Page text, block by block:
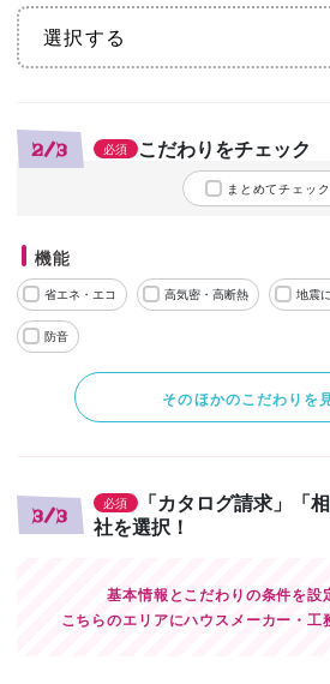
2/3 必須 こだわりをチェック
まとめてチェック
機能
省エネ・エコ 高気密・高断熱 地震
防音
そのほかのこだわりを
3/3
必須
「カタログ請求」「
社を選択！
基本情報とこだわりの条件を設
こちらのエリアにハウスメーカー・工